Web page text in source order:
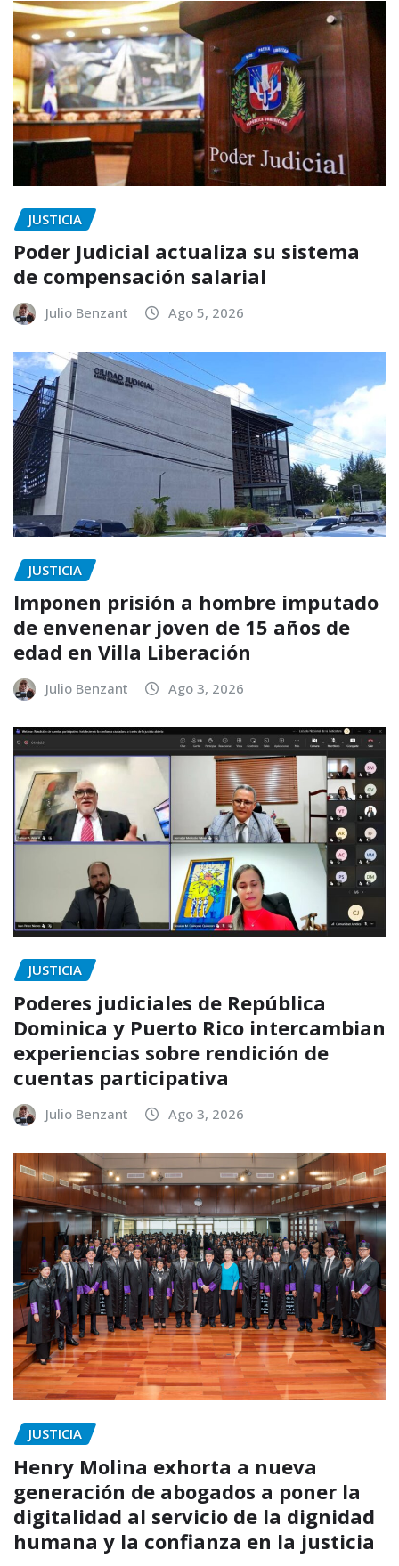
JUSTICIA
Poder Judicial actualiza su sistema
de compensación salarial
Julio Benzant Ago 5, 2026
JUSTICIA
Imponen prisión a hombre imputado
de envenenar joven de 15 años de
edad en Villa Liberación
Julio Benzant Ago 3, 2026
JUSTICIA
Poderes judiciales de República
Dominica y Puerto Rico intercambian
experiencias sobre rendición de
cuentas participativa
Julio Benzant Ago 3, 2026
JUSTICIA
Henry Molina exhorta a nueva
generación de abogados a poner la
digitalidad al servicio de la dignidad
humana y la confianza en la justicia